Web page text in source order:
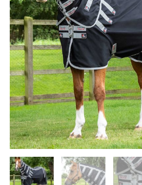
-
hobuse
üldist
heaolu
säilimiseks
kogus